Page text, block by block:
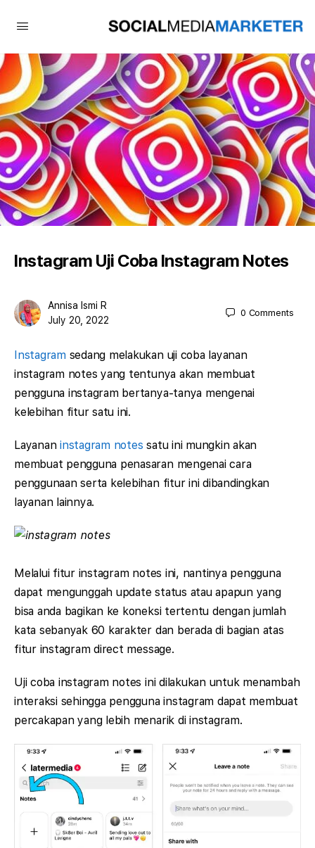
Instagram Uji Coba Instagram Notes
Annisa Ismi R
July 20, 2022
0 Comments
Instagram sedang melakukan uji coba layanan
instagram notes yang tentunya akan membuat
pengguna instagram bertanya-tanya mengenai
kelebihan fitur satu ini.
Layananinstagram notessatu ini mungkin akan
membuat pengguna penasaran mengenai cara
penggunaan serta kelebihan fitur ini dibandingkan
layanan lainnya.
Melalui fitur instagram notes ini, nantinya pengguna
dapat mengunggah update status atau apapun yang
bisa anda bagikan ke koneksi tertentu dengan jumlah
kata sebanyak 60 karakter dan berada di bagian atas
fitur instagram direct message.
Uji coba instagram notes ini dilakukan untuk menambah
interaksi sehingga pengguna instagram dapat membuat
percakapan yang lebih menarik di instagram.